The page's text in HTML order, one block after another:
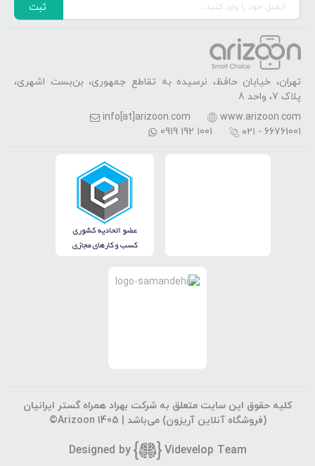
ثبت
تهران، خیابان حافظ، نرسیده به تقاطع جمهوری، بن‌بست اشهری،
پلاک 7، واحد 8
www.arizoon.com
info[at]arizoon.com
۰۲۱ - 66761001
0919 192 1001
کلیه حقوق این سایت متعلق به شرکت بهراد همراه گستر ایرانیان
(فروشگاه آنلاین آریزون) می‌باشد | ©Arizoon 1405
Designed by Videvelop Team